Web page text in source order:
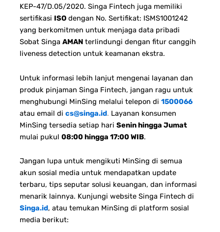
KEP-47/D.05/2020. Singa Fintech juga memiliki
sertifikasi ISO dengan No. Sertifikat: ISMS1001242
yang berkomitmen untuk menjaga data pribadi
Sobat Singa AMAN terlindungi dengan fitur canggih
liveness detection untuk keamanan ekstra.
Untuk informasi lebih lanjut mengenai layanan dan
produk pinjaman Singa Fintech, jangan ragu untuk
menghubungi MinSing melalui telepon di 1500066
atau email di cs@singa.id. Layanan konsumen
MinSing tersedia setiap hari Senin hingga Jumat
mulai pukul 08:00 hingga 17:00 WIB.
Jangan lupa untuk mengikuti MinSing di semua
akun sosial media untuk mendapatkan update
terbaru, tips seputar solusi keuangan, dan informasi
menarik lainnya. Kunjungi website Singa Fintech di
Singa.id, atau temukan MinSing di platform sosial
media berikut: